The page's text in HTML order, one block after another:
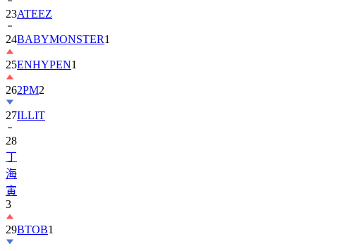
24BABYMONSTER
25ENHYPEN1
262PM2
27ILLIT
28
丁
海
寅
3
29
30ZEROBASEONE